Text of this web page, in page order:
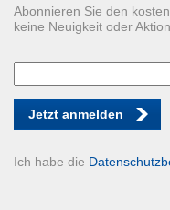
Abonnieren Sie den
keine Neuigkeit oder
Jetzt anmelden
Ich habe die